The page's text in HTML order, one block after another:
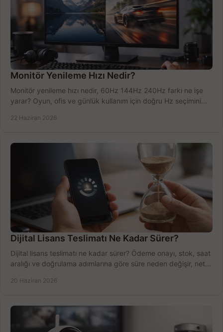
Monitör Yenileme Hızı Nedir?
Monitör yenileme hızı nedir, 60Hz 144Hz 240Hz farkı ne işe
yarar? Oyun, ofis ve günlük kullanım için doğru Hz seçimini
22 Haziran 2026
Dijital Lisans Teslimatı Ne Kadar Sürer?
Dijital lisans teslimatı ne kadar sürer? Ödeme onayı, stok, saat
aralığı ve doğrulama adımlarına göre süre neden değişir, net
20 Haziran 2026